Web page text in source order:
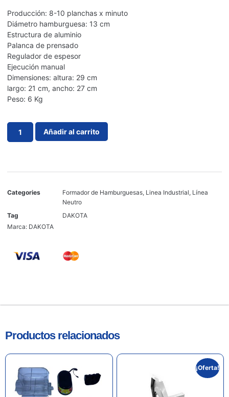
Producción: 8-10 planchas x minuto
Diámetro hamburguesa: 13 cm
Estructura de aluminio
Palanca de prensado
Regulador de espesor
Ejecución manual
Dimensiones: altura: 29 cm
largo: 21 cm, ancho: 27 cm
Peso: 6 Kg
Añadir al carrito
Categories Formador de Hamburguesas, Linea Industrial, Línea
Neutro
Tag
DAKOTA
Marca: DAKOTA
Productos relacionados
¡Oferta!